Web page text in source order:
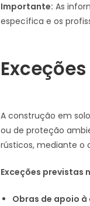
Importante: As
específica e os
A construção em
ou de proteção
rústicos, mediante o
Exceções previstas
Obras de apoio